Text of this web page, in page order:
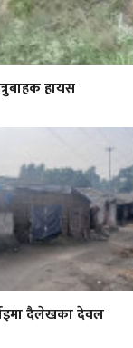
हायस
दैलेखका देवल